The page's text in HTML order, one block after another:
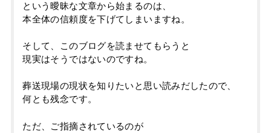
という曖昧な文章から始まるのは、
本全体の信頼度を下げてしまいますね。
そして、このブログを読ませてもらうと
現実はそうではないのですね。
葬送現場の現状を知りたいと思い読みだしたので、
何とも残念です。
ただ、ご指摘されているのが